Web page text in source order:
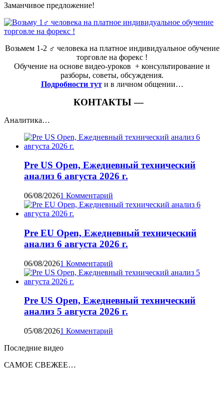
Заманчивое предложение!
Возьмем 1-2 ‍♂️ человека на платное индивидуальное обучение
торговле на форекс !
Обучение на основе видео-уроков ️ + консультирование и
разборы, советы, обсуждения.
Подробности тут и в личном общении…
КОНТАКТЫ —
Аналитика…
Pre US Open, Ежедневный технический
анализ 6 августа 2026 г.
06/08/20261 Комментарий
Pre EU Open, Ежедневный технический
анализ 6 августа 2026 г.
06/08/20261 Комментарий
Pre US Open, Ежедневный технический
анализ 5 августа 2026 г.
05/08/20261 Комментарий
Последние видео
САМОЕ СВЕЖЕЕ…